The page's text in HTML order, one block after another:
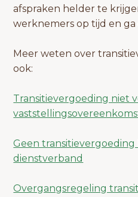
afspraken helder te
werknemers op tijd en ga
Meer weten over
ook:
Transitievergoeding niet
Geen transitievergoeding
dienstverband
Overgangsregeling